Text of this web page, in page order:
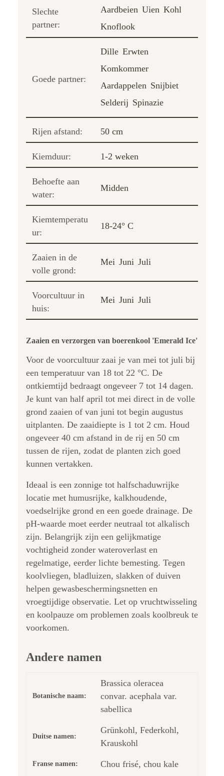
Slechte
partner:
Aardbeien Uien Kohl
Knoflook
Goede partner:
Dille Erwten
Komkommer
Aardappelen Snijbiet
Selderij Spinazie
Rijen afstand: 50 cm
Kiemduur: 1-2 weken
Behoefte aan
water:
Midden
Kiemtemperatu
ur:
18-24° C
Zaaien in de
volle grond:
Mei Juni Juli
Voorcultuur in
huis:
Mei Juni Juli
Zaaien en verzorgen van boerenkool 'Emerald Ice'
Voor de voorcultuur zaai je van mei tot juli bij
een temperatuur van 18 tot 22 °C. De
ontkiemtijd bedraagt ongeveer 7 tot 14 dagen.
Je kunt van half april tot mei direct in de volle
grond zaaien of van juni tot begin augustus
uitplanten. De zaaidiepte is 1 tot 2 cm. Houd
ongeveer 40 cm afstand in de rij en 50 cm
tussen de rijen, zodat de planten zich goed
kunnen vertakken.
Ideaal is een zonnige tot halfschaduwrijke
locatie met humusrijke, kalkhoudende,
voedselrijke grond en een goede drainage. De
pH-waarde moet eerder neutraal tot alkalisch
zijn. Belangrijk zijn een gelijkmatige
vochtigheid zonder wateroverlast en
regelmatige, eerder lichte bemesting. Tegen
koolvliegen, bladluizen, slakken of duiven
helpen gewasbeschermingsnetten en
vroegtijdige observatie. Let op vruchtwisseling
en koolpauze om problemen zoals koolbreuk te
voorkomen.
Andere namen
Botanische naam:
Brassica oleracea
convar. acephala var.
sabellica
Duitse namen:
Grünkohl, Federkohl,
Krauskohl
Franse namen: Chou frisé, chou kale